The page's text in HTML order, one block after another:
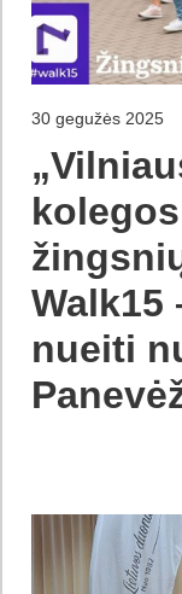
30 gegužės 2025
Walk15
nueiti